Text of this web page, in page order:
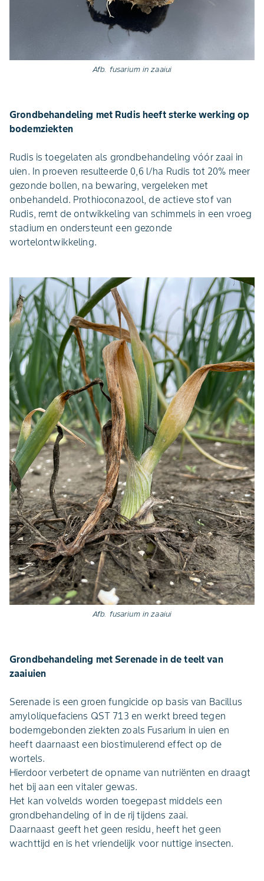
Afb. fusarium in zaaiui
Grondbehandeling met Rudis heeft sterke werking op
bodemziekten
Rudis is toegelaten als grondbehandeling vóór zaai in
uien. In proeven resulteerde 0,6 l/ha Rudis tot 20% meer
gezonde bollen, na bewaring, vergeleken met
onbehandeld. Prothioconazool, de actieve stof van
Rudis, remt de ontwikkeling van schimmels in een vroeg
stadium en ondersteunt een gezonde
wortelontwikkeling.
Afb. fusarium in zaaiui
Grondbehandeling met Serenade in de teelt van
zaaiuien
Serenade is een groen fungicide op basis van Bacillus
amyloliquefaciens QST 713 en werkt breed tegen
bodemgebonden ziekten zoals Fusarium in uien en
heeft daarnaast een biostimulerend effect op de
wortels.
Hierdoor verbetert de opname van nutriënten en draagt
het bij aan een vitaler gewas.
Het kan volvelds worden toegepast middels een
grondbehandeling of in de rij tijdens zaai.
Daarnaast geeft het geen residu, heeft het geen
wachttijd en is het vriendelijk voor nuttige insecten.